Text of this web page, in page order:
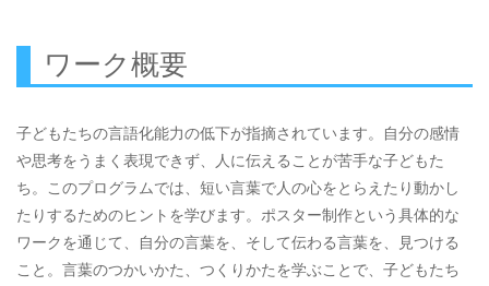
ワーク概要
子どもたちの言語化能力の低下が指摘されています。自分の感情
や思考をうまく表現できず、人に伝えることが苦手な子どもた
ち。このプログラムでは、短い言葉で人の心をとらえたり動かし
たりするためのヒントを学びます。ポスター制作という具体的な
ワークを通じて、自分の言葉を、そして伝わる言葉を、見つける
こと。言葉のつかいかた、つくりかたを学ぶことで、子どもたち